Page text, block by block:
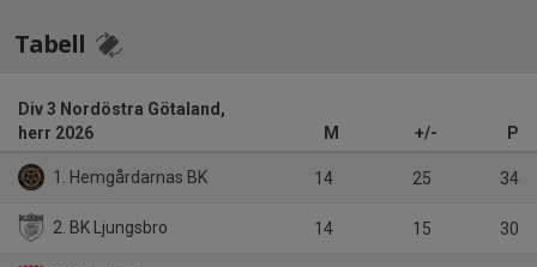
Tabell
Div 3 Nordöstra Götaland,
herr 2026
M +/- P
1. Hemgårdarnas BK 14 25 34
2. BK Ljungsbro 14 15 30